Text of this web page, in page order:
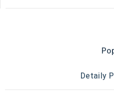
Detaily